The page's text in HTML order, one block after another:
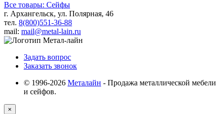
Все товары: Сейфы
г. Архангельск, ул. Полярная, 46
тел. 8(800)551-36-88
mail: mail@metal-lain.ru
Задать вопрос
Заказать звонок
© 1996-2026 Металайн - Продажа металлической мебели
и сейфов.
×